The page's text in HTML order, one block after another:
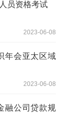
员资格考试
2023-06-08
年会亚太区域
2023-06-08
融公司贷款规